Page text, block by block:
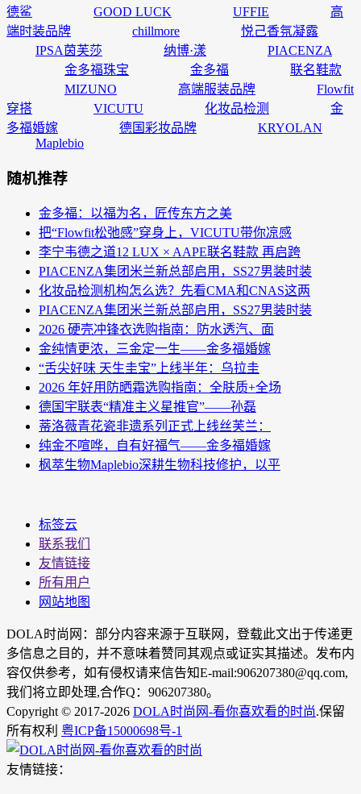
德鲨
GOOD LUCK UFFIE
高
端时装品牌
chillmore
悦己香氛凝露
IPSA茵芙莎
纳博·漾
PIACENZA
金多福珠宝
金多福
联名鞋款
MIZUNO
高端服装品牌
Flowfit
穿搭
VICUTU 化妆品检测
金
多福婚嫁
德国彩妆品牌
KRYOLAN
Maplebio
随机推荐
金多福：以福为名，匠传东方之美
把“Flowfit松弛感”穿身上，VICUTU带你凉感
李宁韦德之道12 LUX × AAPE联名鞋款 再启跨
PIACENZA集团米兰新总部启用，SS27男装时装
化妆品检测机构怎么选？先看CMA和CNAS这两
PIACENZA集团米兰新总部启用，SS27男装时装
2026 硬壳冲锋衣选购指南：防水透汽、面
金纯情更浓，三金定一生——金多福婚嫁
“舌尖好味 天生圭宝”上线半年：乌拉圭
2026 年好用防晒霜选购指南：全肤质+全场
德国宇联表“精准主义星推官”——孙磊
蒂洛薇青花瓷非遗系列正式上线丝芙兰：
纯金不喧哗，自有好福气——金多福婚嫁
枫萃生物Maplebio深耕生物科技修护，以平
标签云
联系我们
友情链接
所有用户
网站地图
DOLA时尚网：部分内容来源于互联网，登载此文出于传递更
多信息之目的，并不意味着赞同其观点或证实其描述。发布内
容仅供参考，如有侵权请来信告知E-mail:906207380@qq.com,
我们将立即处理,合作Q：906207380。
Copyright © 2017-2026 DOLA时尚网-看你喜欢看的时尚.保留
所有权利 粤ICP备15000698号-1
友情链接：